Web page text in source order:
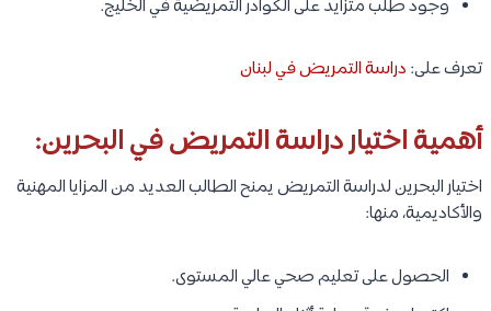
بكالوريوس العلوم في التمريض (Bachelor of Science in
Nursing – BSN).
برامج الماجستير في التمريض والتخصصات الصحية.